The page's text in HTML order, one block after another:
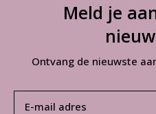
Meld je
Ontvang de nieuwste